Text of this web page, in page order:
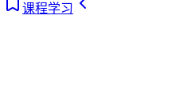
课程学习